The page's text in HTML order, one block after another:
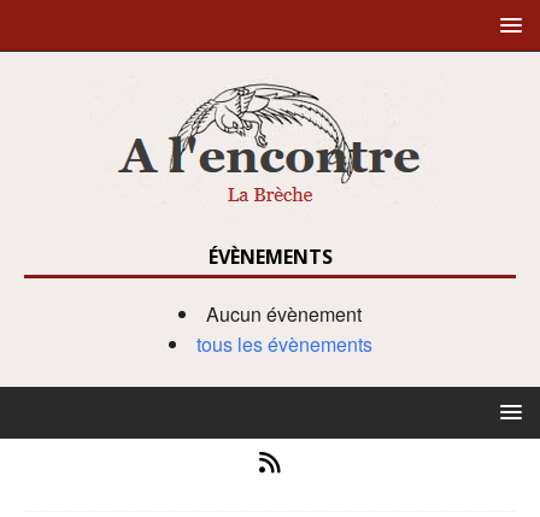
ÉVÈNEMENTS
Aucun évènement
tous les évènements